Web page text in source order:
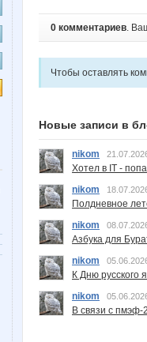
0 комментариев.
Чтобы оставлять
Новые записи в
nikom
Хотел в IT -
nikom
Полдневное
nikom
Азбука для
nikom
К Дню русского
nikom
В связи с пмэф-